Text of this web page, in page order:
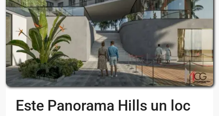
Este Panorama Hills un loc